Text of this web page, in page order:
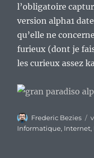
l’obligatoire
version alpha1
qu’elle ne
furieux (dont je
les curieux assez
Auteur
Frederic Bezies
Informatique, Internet,